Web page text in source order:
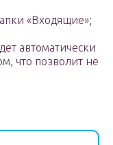
«Входящие»;
автоматически
что позволит не